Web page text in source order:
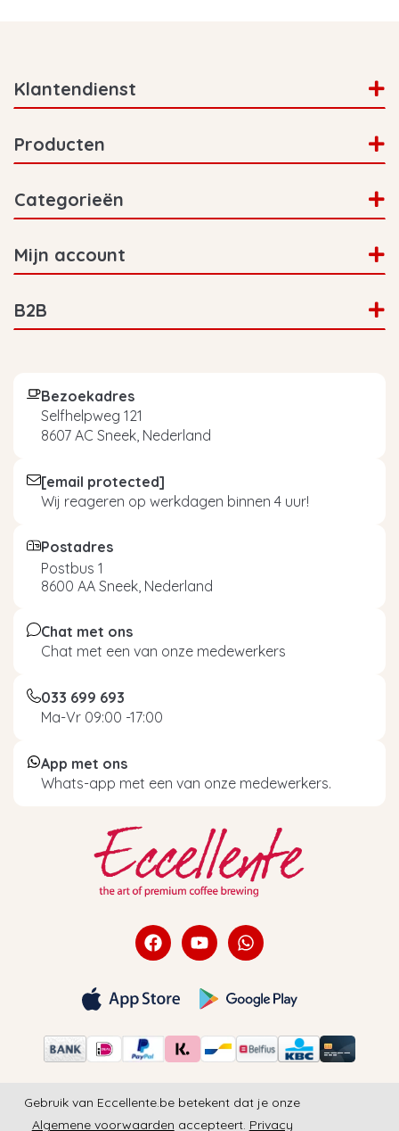
Klantendienst
Producten
Categorieën
Mijn account
B2B
Bezoekadres
Selfhelpweg 121
8607 AC Sneek, Nederland
[email protected]
Wij reageren op werkdagen binnen 4 uur!
Postadres
Postbus 1
8600 AA Sneek, Nederland
Chat met ons
Chat met een van onze medewerkers
033 699 693
Ma-Vr 09:00 -17:00
App met ons
Whats-app met een van onze medewerkers.
Gebruik van Eccellente.be betekent dat je onze
Algemene voorwaarden accepteert. Privacy